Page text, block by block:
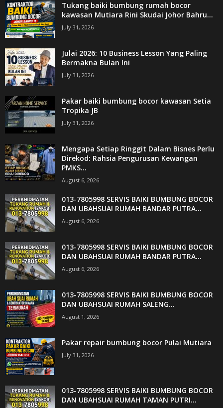
Tukang baiki bumbung rumah bocor
kawasan Mutiara Rini Skudai Johor Bahru...
July 31, 2026
Julai 2026: 10 Business Lesson Yang Paling
Bermakna Bulan Ini
July 31, 2026
Pakar baiki bumbung bocor kawasan Setia
Tropika JB
July 31, 2026
Mengapa Setiap Ringgit Dalam Bisnes Perlu
Direkod: Rahsia Pengurusan Kewangan
PMKS...
August 6, 2026
013-7805998 SERVIS BAIKI BUMBUNG BOCOR
DAN UBAHSUAI RUMAH BANDAR PUTRA...
August 6, 2026
013-7805998 SERVIS BAIKI BUMBUNG BOCOR
DAN UBAHSUAI RUMAH BANDAR PUTRA...
August 6, 2026
013-7805998 SERVIS BAIKI BUMBUNG BOCOR
DAN UBAHSUAI RUMAH SALENG...
August 1, 2026
Pakar repair bumbung bocor Pulai Mutiara
July 31, 2026
013-7805998 SERVIS BAIKI BUMBUNG BOCOR
DAN UBAHSUAI RUMAH TAMAN PUTRI...